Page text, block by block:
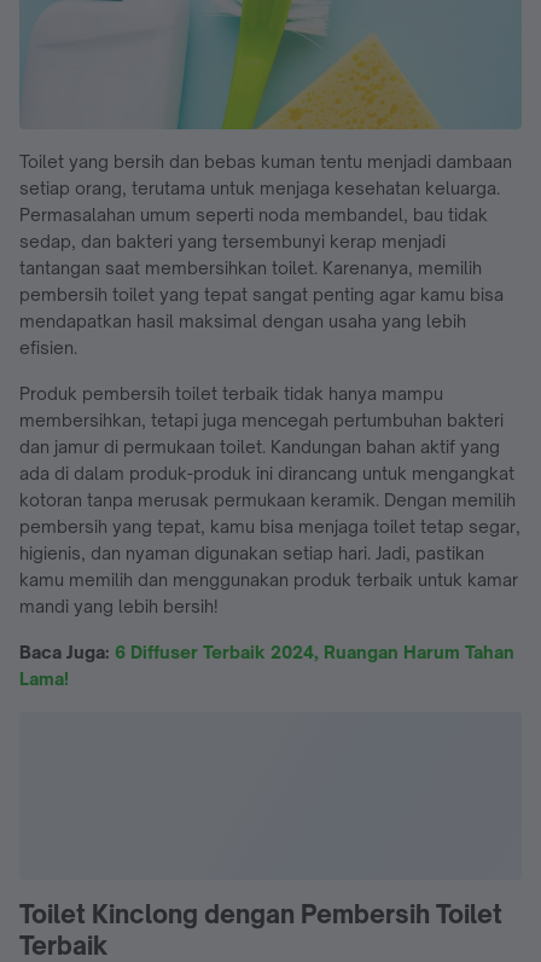
Toilet yang bersih dan bebas kuman tentu menjadi dambaan
setiap orang, terutama untuk menjaga kesehatan keluarga.
Permasalahan umum seperti noda membandel, bau tidak
sedap, dan bakteri yang tersembunyi kerap menjadi
tantangan saat membersihkan toilet. Karenanya, memilih
pembersih toilet yang tepat sangat penting agar kamu bisa
mendapatkan hasil maksimal dengan usaha yang lebih
efisien.
Produk pembersih toilet terbaik tidak hanya mampu
membersihkan, tetapi juga mencegah pertumbuhan bakteri
dan jamur di permukaan toilet. Kandungan bahan aktif yang
ada di dalam produk-produk ini dirancang untuk mengangkat
kotoran tanpa merusak permukaan keramik. Dengan memilih
pembersih yang tepat, kamu bisa menjaga toilet tetap segar,
higienis, dan nyaman digunakan setiap hari. Jadi, pastikan
kamu memilih dan menggunakan produk terbaik untuk kamar
mandi yang lebih bersih!
Baca Juga: 6 Diffuser Terbaik 2024, Ruangan Harum Tahan
Lama!
Toilet Kinclong dengan Pembersih Toilet
Terbaik